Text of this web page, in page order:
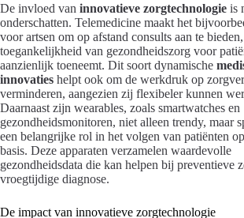
De invloed van innovatieve zorgtechnologie is
onderschatten. Telemedicine maakt het
voor artsen om op afstand consults aan te
toegankelijkheid van gezondheidszorg voor
aanzienlijk toeneemt. Dit soort dynamische
innovaties helpt ook om de werkdruk op
verminderen, aangezien zij flexibeler kunnen
Daarnaast zijn wearables, zoals smartwatches en
gezondheidsmonitoren, niet alleen trendy, maar
een belangrijke rol in het volgen van patiënten
basis. Deze apparaten verzamelen waardevolle
gezondheidsdata die kan helpen bij preventieve
vroegtijdige diagnose.
De impact van innovatieve zorgtechnologie